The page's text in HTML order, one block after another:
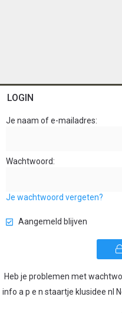
LOGIN
Je naam of e-mailadres
Wachtwoord
Je wachtwoord vergeten?
Aangemeld blijven
Heb je problemen met
info a p e n staartje klusidee nl